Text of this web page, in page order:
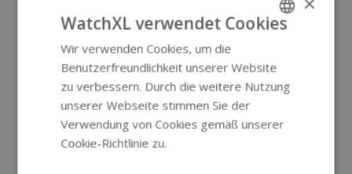
GERMAN
WatchXL verwendet Cookies
Wir verwenden Cookies, um die
Benutzerfreundlichkeit unserer Website
zu verbessern. Durch die weitere Nutzung
unserer Webseite stimmen Sie der
Verwendung von Cookies gemäß unserer
Cookie-Richtlinie zu.